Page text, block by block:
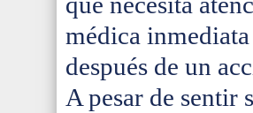
médica inmediata
después de un
A pesar de sentir